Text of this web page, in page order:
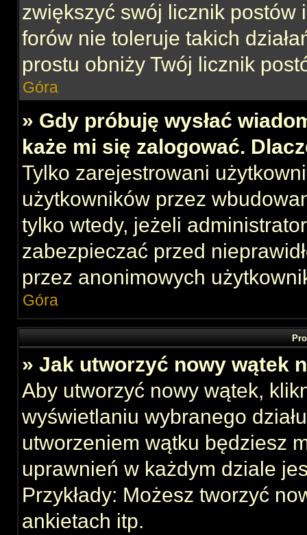
zwiększyć swój licznik postów
forów nie toleruje takich
prostu obniży Twój licznik
Góra
» Gdy próbuję wysłać
każe mi się zalogować.
Tylko zarejestrowani
użytkowników przez
tylko wtedy, jeżeli
zabezpieczać przed
przez anonimowych
Góra
» Jak utworzyć nowy wątek
Aby utworzyć nowy wątek,
wyświetlaniu wybranego
utworzeniem wątku będziesz
uprawnień w każdym dziale
Przykłady: Możesz tworzyć
ankietach itp.